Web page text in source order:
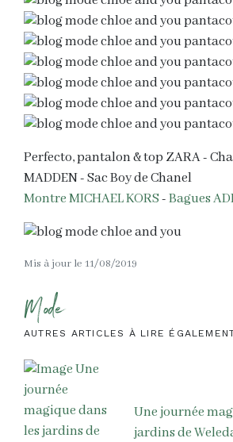
Perfecto, pantalon & top ZARA -
MADDEN - Sac Boy de Chanel
Montre MICHAEL KORS-Bagues
Mis à jour le 11/08/2019
Mode
AUTRES ARTICLES À LIRE
Une journée
jardins de